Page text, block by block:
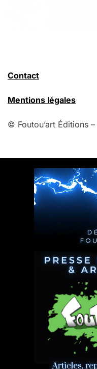
Contact
Mentions légales
© Foutou’art Éditions –